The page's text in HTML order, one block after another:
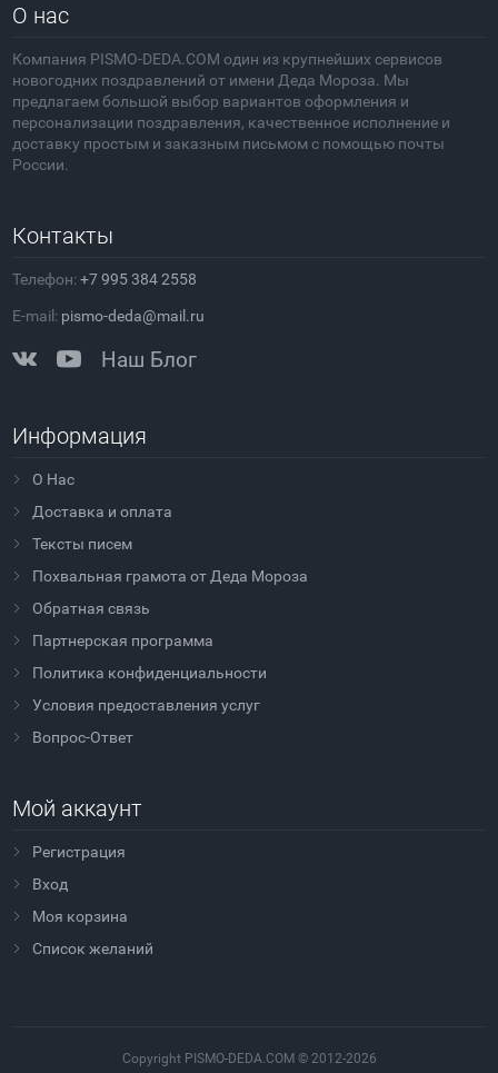
О нас
Компания PISMO-DEDA.COM один из крупнейших сервисов
новогодних поздравлений от имени Деда Мороза. Мы
предлагаем большой выбор вариантов оформления и
персонализации поздравления, качественное исполнение и
доставку простым и заказным письмом с помощью почты
России.
Контакты
Телефон:+7 995 384 2558
E-mail: pismo-deda@mail.ru
Наш Блог
Информация
О Нас
Доставка и оплата
Тексты писем
Похвальная грамота от Деда Мороза
Обратная связь
Партнерская программа
Политика конфиденциальности
Условия предоставления услуг
Вопрос-Ответ
Мой аккаунт
Регистрация
Вход
Моя корзина
Cписок желаний
Copyright PISMO-DEDA.COM © 2012-2026